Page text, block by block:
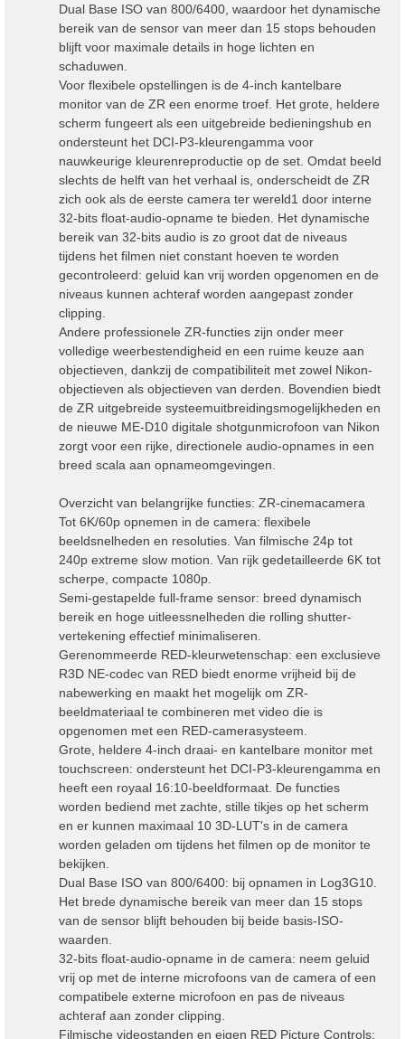
Dual Base ISO van 800/6400, waardoor het dynamische
bereik van de sensor van meer dan 15 stops behouden
blijft voor maximale details in hoge lichten en
schaduwen.
Voor flexibele opstellingen is de 4-inch kantelbare
monitor van de ZR een enorme troef. Het grote, heldere
scherm fungeert als een uitgebreide bedieningshub en
ondersteunt het DCI-P3-kleurengamma voor
nauwkeurige kleurenreproductie op de set. Omdat beeld
slechts de helft van het verhaal is, onderscheidt de ZR
zich ook als de eerste camera ter wereld1 door interne
32-bits float-audio-opname te bieden. Het dynamische
bereik van 32-bits audio is zo groot dat de niveaus
tijdens het filmen niet constant hoeven te worden
gecontroleerd: geluid kan vrij worden opgenomen en de
niveaus kunnen achteraf worden aangepast zonder
clipping.
Andere professionele ZR-functies zijn onder meer
volledige weerbestendigheid en een ruime keuze aan
objectieven, dankzij de compatibiliteit met zowel Nikon-
objectieven als objectieven van derden. Bovendien biedt
de ZR uitgebreide systeemuitbreidingsmogelijkheden en
de nieuwe ME-D10 digitale shotgunmicrofoon van Nikon
zorgt voor een rijke, directionele audio-opnames in een
breed scala aan opnameomgevingen.
Overzicht van belangrijke functies: ZR-cinemacamera
Tot 6K/60p opnemen in de camera: flexibele
beeldsnelheden en resoluties. Van filmische 24p tot
240p extreme slow motion. Van rijk gedetailleerde 6K tot
scherpe, compacte 1080p.
Semi-gestapelde full-frame sensor: breed dynamisch
bereik en hoge uitleessnelheden die rolling shutter-
vertekening effectief minimaliseren.
Gerenommeerde RED-kleurwetenschap: een exclusieve
R3D NE-codec van RED biedt enorme vrijheid bij de
nabewerking en maakt het mogelijk om ZR-
beeldmateriaal te combineren met video die is
opgenomen met een RED-camerasysteem.
Grote, heldere 4-inch draai- en kantelbare monitor met
touchscreen: ondersteunt het DCI-P3-kleurengamma en
heeft een royaal 16:10-beeldformaat. De functies
worden bediend met zachte, stille tikjes op het scherm
en er kunnen maximaal 10 3D-LUT's in de camera
worden geladen om tijdens het filmen op de monitor te
bekijken.
Dual Base ISO van 800/6400: bij opnamen in Log3G10.
Het brede dynamische bereik van meer dan 15 stops
van de sensor blijft behouden bij beide basis-ISO-
waarden.
32-bits float-audio-opname in de camera: neem geluid
vrij op met de interne microfoons van de camera of een
compatibele externe microfoon en pas de niveaus
achteraf aan zonder clipping.
Filmische videostanden en eigen RED Picture Controls: